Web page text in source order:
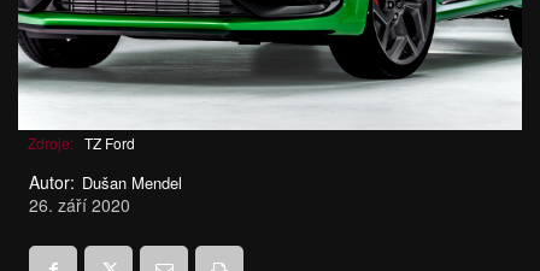
Zdroje: TZ Ford
Autor: Dušan Mendel
26. září 2020